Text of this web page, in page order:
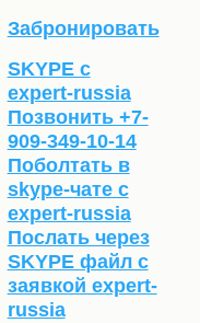
Забронировать
SKYPE с
expert-russia
Позвонить +7-
909-349-10-14
Поболтать в
skype-чате с
expert-russia
Послать через
SKYPE файл c
заявкой expert-
russia